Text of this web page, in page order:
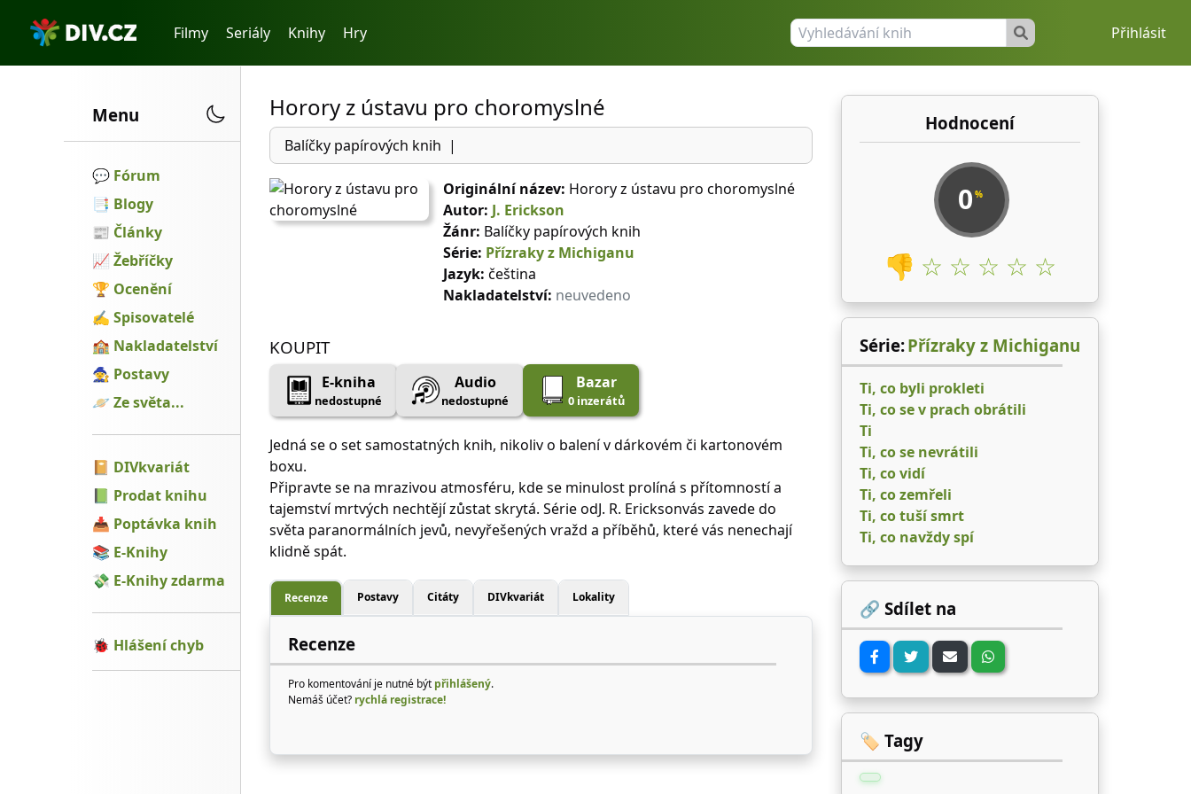
Filmy Seriály Knihy Hry Přihlásit
Menu
💬️ Fórum
📑 Blogy
📰 Články
📈 Žebříčky
🏆 Ocenění
✍ Spisovatelé
🏫 Nakladatelství
🧙 Postavy
🪐 Ze světa...
📔 DIVkvariát
📗 Prodat knihu
📥 Poptávka knih
📚 E-Knihy
💸 E-Knihy zdarma
🐞 Hlášení chyb
Horory z ústavu pro choromyslné
Balíčky papírových knih |
Originální název: Horory z ústavu pro choromyslné
Autor: J. Erickson
Žánr: Balíčky papírových knih
Série: Přízraky z Michiganu
Jazyk: čeština
Nakladatelství: neuvedeno
KOUPIT
E-kniha
nedostupné
Audio
nedostupné
Bazar
0 inzerátů
Jedná se o set samostatných knih, nikoliv o balení v dárkovém či kartonovém
boxu.
Připravte se na mrazivou atmosféru, kde se minulost prolíná s přítomností a
tajemství mrtvých nechtějí zůstat skrytá. Série odJ. R. Ericksonvás zavede do
světa paranormálních jevů, nevyřešených vražd a příběhů, které vás nenechají
klidně spát.
Recenze Postavy Citáty DIVkvariát Lokality
Recenze
Pro komentování je nutné být přihlášený.
Nemáš účet? rychlá registrace!
Hodnocení
0 %
👎 ☆ ☆ ☆ ☆ ☆
Série:Přízraky z Michiganu
Ti, co byli prokleti
Ti, co se v prach obrátili
Ti
Ti, co se nevrátili
Ti, co vidí
Ti, co zemřeli
Ti, co tuší smrt
Ti, co navždy spí
🔗 Sdílet na
🏷️ Tagy